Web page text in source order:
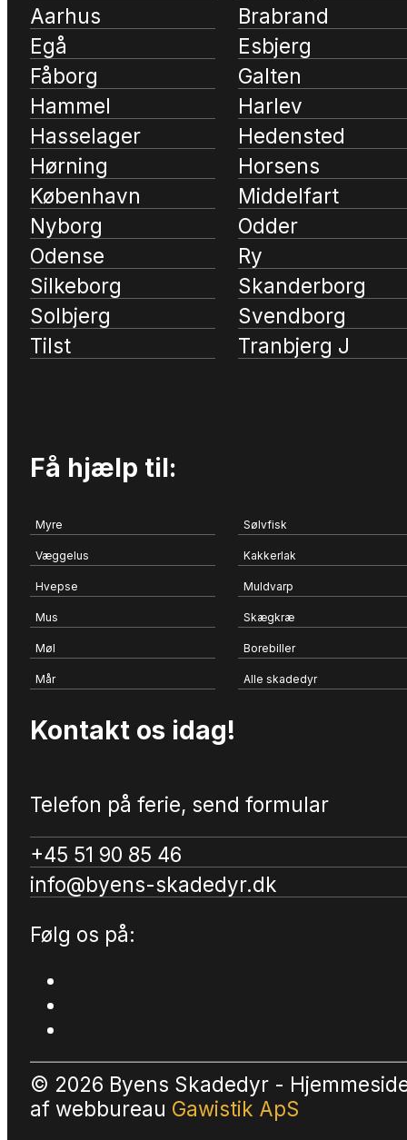
Aarhus
Brabrand
Egå
Esbjerg
Fåborg
Galten
Hammel
Harlev
Hasselager
Hedensted
Hørning
Horsens
København
Middelfart
Nyborg
Odder
Odense
Ry
Silkeborg
Skanderborg
Solbjerg
Svendborg
Tilst
Tranbjerg J
Få hjælp til:
Myre Sølvfisk
Væggelus Kakkerlak
Hvepse Muldvarp
Mus Skægkræ
Møl Borebiller
Mår Alle skadedyr
Kontakt os idag!
Telefon på ferie, send formular
+45 51 90 85 46
info@byens-skadedyr.dk
Følg os på:
© 2026 Byens Skadedyr -
af webbureau Gawistik ApS